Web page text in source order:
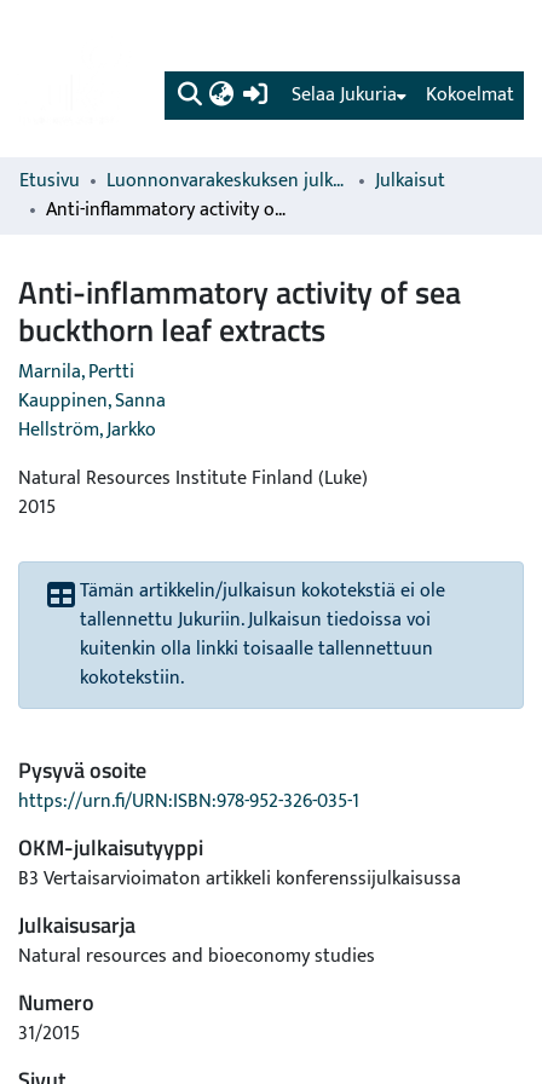
(current) Kokoelmat
Selaa Jukuria
Etusivu Luonnonvarakeskuksen julkaisut
Julkaisut
Anti-inflammatory activity of sea buckthorn leaf extracts
Anti-inflammatory activity of sea
buckthorn leaf extracts
Marnila, Pertti
Kauppinen, Sanna
Hellström, Jarkko
Natural Resources Institute Finland (Luke)
2015
Tämän artikkelin/julkaisun kokotekstiä ei ole
tallennettu Jukuriin. Julkaisun tiedoissa voi
kuitenkin olla linkki toisaalle tallennettuun
kokotekstiin.
Pysyvä osoite
https://urn.fi/URN:ISBN:978-952-326-035-1
OKM-julkaisutyyppi
B3 Vertaisarvioimaton artikkeli konferenssijulkaisussa
Julkaisusarja
Natural resources and bioeconomy studies
Numero
31/2015